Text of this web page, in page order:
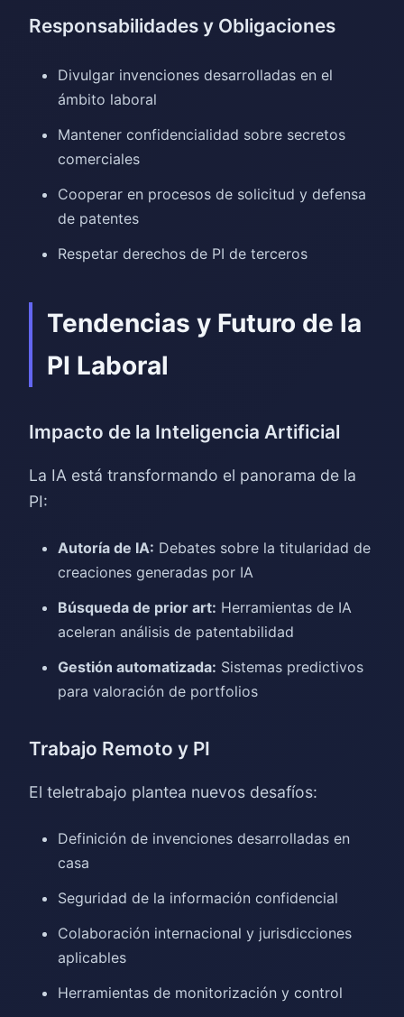
Responsabilidades y Obligaciones
Divulgar invenciones desarrolladas en el
ámbito laboral
Mantener confidencialidad sobre secretos
comerciales
Cooperar en procesos de solicitud y defensa
de patentes
Respetar derechos de PI de terceros
Tendencias y Futuro de la
PI Laboral
Impacto de la Inteligencia Artificial
La IA está transformando el panorama de la
PI:
Autoría de IA: Debates sobre la titularidad de
creaciones generadas por IA
Búsqueda de prior art: Herramientas de IA
aceleran análisis de patentabilidad
Gestión automatizada: Sistemas predictivos
para valoración de portfolios
Trabajo Remoto y PI
El teletrabajo plantea nuevos desafíos:
Definición de invenciones desarrolladas en
casa
Seguridad de la información confidencial
Colaboración internacional y jurisdicciones
aplicables
Herramientas de monitorización y control